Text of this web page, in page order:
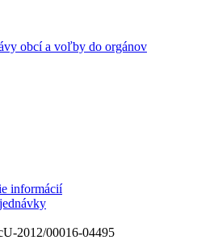
obcí a voľby do orgánov
informácií
2012/00016-04495